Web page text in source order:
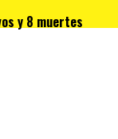
y 8 muertes